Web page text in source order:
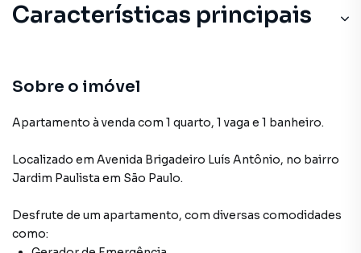
Características principais
Sobre o imóvel
Apartamento à venda com 1 quarto, 1 vaga e 1 banheiro.
Localizado em Avenida Brigadeiro Luís Antônio, no bairro
Jardim Paulista em São Paulo.
Desfrute de um apartamento, com diversas comodidades
como: